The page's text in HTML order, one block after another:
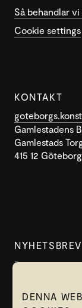
Så behandlar
Cookie settings
KONTAKT
Gamlestadens
Gamlestads Torg
415 12 Göteborg
NYHETSBREV
DENNA